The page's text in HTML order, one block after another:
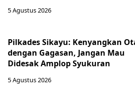
5 Agustus 2026
Pilkades Sikayu: Kenyangkan
dengan Gagasan, Jangan Mau
Didesak Amplop Syukuran
5 Agustus 2026